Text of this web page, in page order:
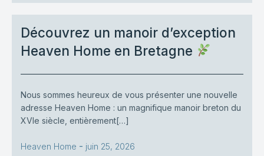
Découvrez un manoir d’exception
Heaven Home en Bretagne
Nous sommes heureux de vous présenter une nouvelle
adresse Heaven Home : un magnifique manoir breton du
XVIe siècle, entièrement[…]
Heaven Home - juin 25, 2026